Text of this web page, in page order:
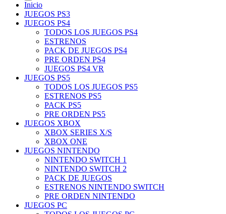
Inicio
JUEGOS PS3
JUEGOS PS4
TODOS LOS JUEGOS PS4
ESTRENOS
PACK DE JUEGOS PS4
PRE ORDEN PS4
JUEGOS PS4 VR
JUEGOS PS5
TODOS LOS JUEGOS PS5
ESTRENOS PS5
PACK PS5
PRE ORDEN PS5
JUEGOS XBOX
XBOX SERIES X/S
XBOX ONE
JUEGOS NINTENDO
NINTENDO SWITCH 1
NINTENDO SWITCH 2
PACK DE JUEGOS
ESTRENOS NINTENDO SWITCH
PRE ORDEN NINTENDO
JUEGOS PC